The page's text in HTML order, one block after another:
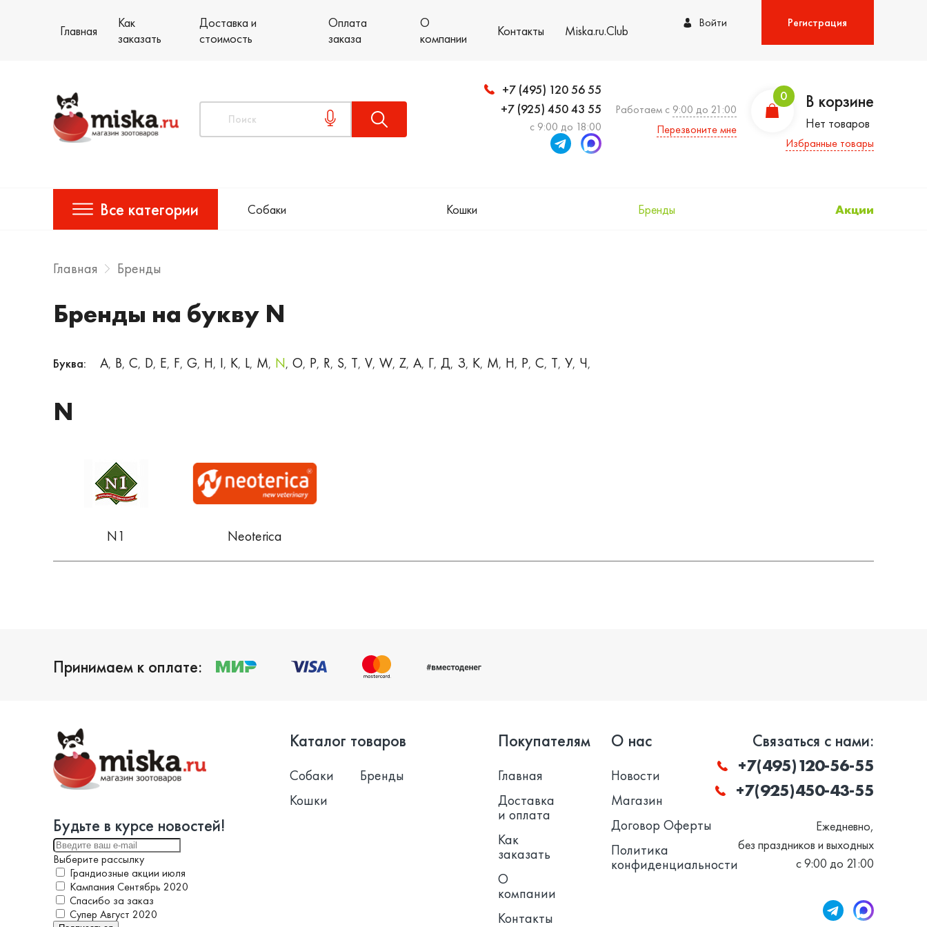
Главная
Как
заказать
Доставка и
стоимость
Оплата
заказа
О
компании
Контакты Miska.ru.Club Войти Регистрация
+7 (495) 120 56 55
+7 (925) 450 43 55
с 9:00 до 18:00
Работаем с 9:00 до 21:00
Перезвоните мне
0 В корзине
Нет товаров
Избранные товары
Все категории Собаки Кошки Бренды Акции
Главная Бренды
Бренды на букву N
Буква: A, B, C, D, E, F, G, H, I, K, L, M, N, O, P, R, S, T, V, W, Z, А, Г, Д, З, К, М, Н, Р, С, Т, У, Ч,
N
N1 Neoterica
Принимаем к оплате:
Будьте в курсе новостей!
Выберите рассылку
Грандиозные акции июля
Кампания Сентябрь 2020
Спасибо за заказ
Супер Август 2020
Каталог товаров
Собаки
Кошки
Бренды
Покупателям
Главная
Доставка
и оплата
Как
заказать
О
компании
Контакты
О нас
Новости
Магазин
Договор Оферты
Политика
конфиденциальности
Связаться с нами:
+7(495)120-56-55
+7(925)450-43-55
Ежедневно,
без праздников и выходных
с 9:00 до 21:00